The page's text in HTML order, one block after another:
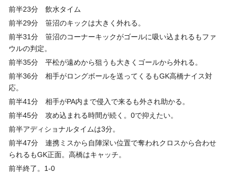
前半23分 飲水タイム
前半29分 笹沼のキックは大きく外れる。
前半31分 笹沼のコーナーキックがゴールに吸い込まれるもファ
ウルの判定。
前半35分 平松が遠めから狙うも大きくゴールから外れる。
前半36分 相手がロングボールを送ってくるもGK高橋ナイス対
応。
前半41分 相手がPA内まで侵入で来るも外され助かる。
前半45分 攻め込まれる時間が続く。0で抑えたい。
前半アディショナルタイムは3分。
前半47分 連携ミスから自陣深い位置で奪われクロスから合わせ
られるもGK正面。高橋はキャッチ。
前半終了。1-0